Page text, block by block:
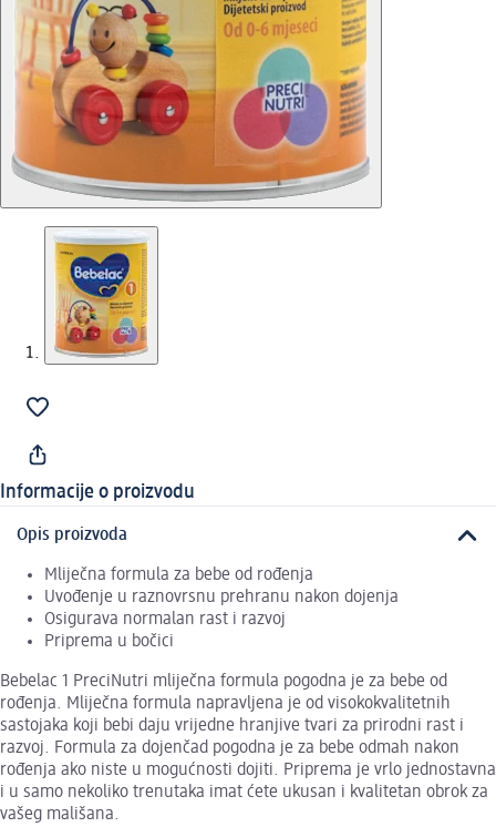
Informacije o proizvodu
Opis proizvoda
Mliječna formula za bebe od rođenja
Uvođenje u raznovrsnu prehranu nakon dojenja
Osigurava normalan rast i razvoj
Priprema u bočici
Bebelac 1 PreciNutri mliječna formula pogodna je za bebe od
rođenja. Mliječna formula napravljena je od visokokvalitetnih
sastojaka koji bebi daju vrijedne hranjive tvari za prirodni rast i
razvoj. Formula za dojenčad pogodna je za bebe odmah nakon
rođenja ako niste u mogućnosti dojiti. Priprema je vrlo jednostavna
i u samo nekoliko trenutaka imat ćete ukusan i kvalitetan obrok za
vašeg mališana.